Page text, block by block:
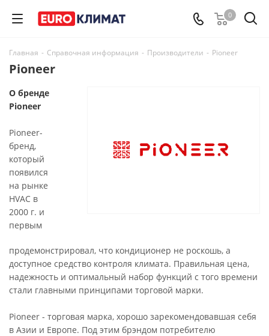
0
Главная - Справочная информация - Производители - Pioneer
Pioneer
О бренде
Pioneer
Pioneer-
бренд,
который
появился
на рынке
HVAC в
2000 г. и
первым
продемонстрировал, что кондиционер не роскошь, а
доступное средство контроля климата. Правильная цена,
надежность и оптимальный набор функций с того времени
стали главными принципами торговой марки.
Pioneer - торговая марка, хорошо зарекомендовавшая себя
в Азии и Европе. Под этим брэндом потребителю